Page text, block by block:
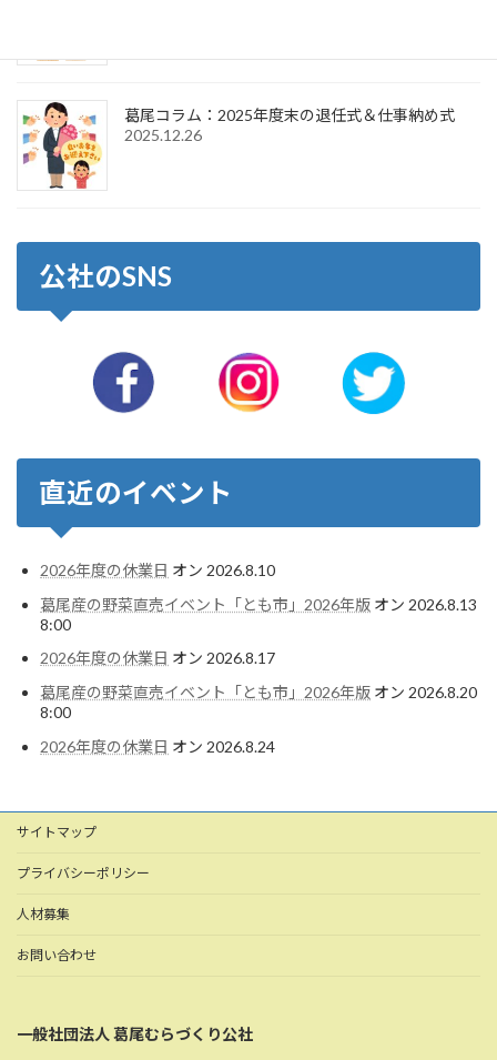
葛尾コラム：2025年度末の退任式＆仕事納め式
2025.12.26
公社のSNS
直近のイベント
2026年度の休業日 オン 2026.8.10
葛尾産の野菜直売イベント「とも市」2026年版 オン 2026.8.13
8:00
2026年度の休業日 オン 2026.8.17
葛尾産の野菜直売イベント「とも市」2026年版 オン 2026.8.20
8:00
2026年度の休業日 オン 2026.8.24
サイトマップ
プライバシーポリシー
人材募集
お問い合わせ
一般社団法人 葛尾むらづくり公社